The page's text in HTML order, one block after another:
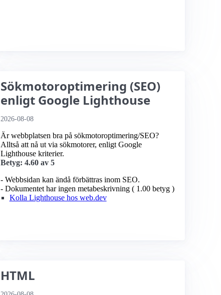
Sökmotoroptimering (SEO)
enligt Google Lighthouse
2026-08-08
Är webbplatsen bra på sökmotoroptimering/SEO?
Alltså att nå ut via sökmotorer, enligt Google
Lighthouse kriterier.
Betyg: 4.60 av 5
- Webbsidan kan ändå förbättras inom SEO.
- Dokumentet har ingen metabeskrivning ( 1.00 betyg )
Kolla Lighthouse hos web.dev
HTML